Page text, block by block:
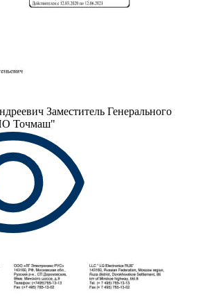
Заместитель Генерального
Точмаш"